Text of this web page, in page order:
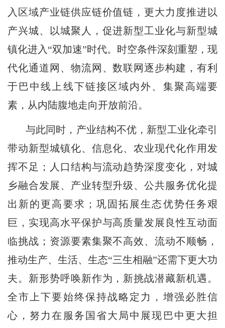
入区域产业链供应链价值链，更大力度推进以
产兴城、以城聚人，促进新型工业化与新型城
镇化进入“双加速”时代。时空条件深刻重塑，现
代化通道网、物流网、数联网逐步构建，有利
于巴中线上线下链接区域内外、集聚高端要
素，从内陆腹地走向开放前沿。
与此同时，产业结构不优，新型工业化牵引
带动新型城镇化、信息化、农业现代化作用发
挥不足；人口结构与流动趋势深度变化，对城
乡融合发展、产业转型升级、公共服务优化提
出新的更高要求；巩固拓展生态优势任务艰
巨，实现高水平保护与高质量发展良性互动面
临挑战；资源要素集聚不高效、流动不顺畅，
推动生产、生活、生态“三生相融”还需下更大功
夫。新形势呼唤新作为，新挑战潜藏新机遇。
全市上下要始终保持战略定力，增强必胜信
心，努力在服务国省大局中展现巴中更大担